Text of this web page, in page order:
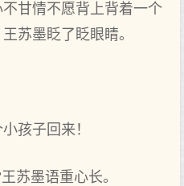
甘情不愿背上背着一个
苏墨眨了眨眼睛。
孩子回来！
苏墨语重心长。